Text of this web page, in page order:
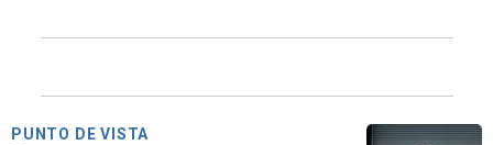
PUNTO DE VISTA